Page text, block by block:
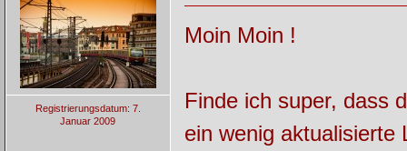
Registrierungsdatum: 7.
Januar 2009
Moin Moin !
Finde ich super, dass
ein wenig